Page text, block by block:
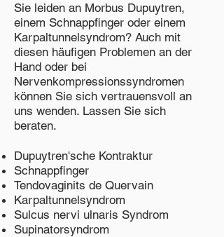
Sie leiden an Morbus Dupuytren,
einem Schnappfinger oder einem
Karpaltunnelsyndrom? Auch mit
diesen häufigen Problemen an der
Hand oder bei
Nervenkompressionssyndromen
können Sie sich vertrauensvoll an
uns wenden. Lassen Sie sich
beraten.
Dupuytren'sche Kontraktur
Schnappfinger
Tendovaginits de Quervain
Karpaltunnelsyndrom
Sulcus nervi ulnaris Syndrom
Supinatorsyndrom